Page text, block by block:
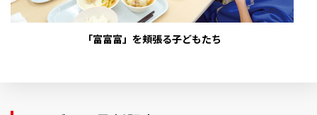
「富富富」を頬張る子どもたち